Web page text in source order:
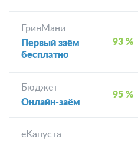
ГринМани
Первый заём
бесплатно
93 %
Бюджет
Онлайн-заём
95 %
еКапуста